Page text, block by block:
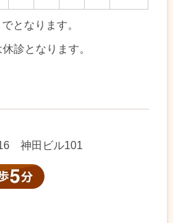
となります。
診となります。
神田ビル101